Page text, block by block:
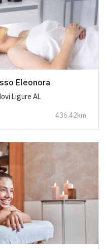
Eleonora
Ligure AL
436.42km